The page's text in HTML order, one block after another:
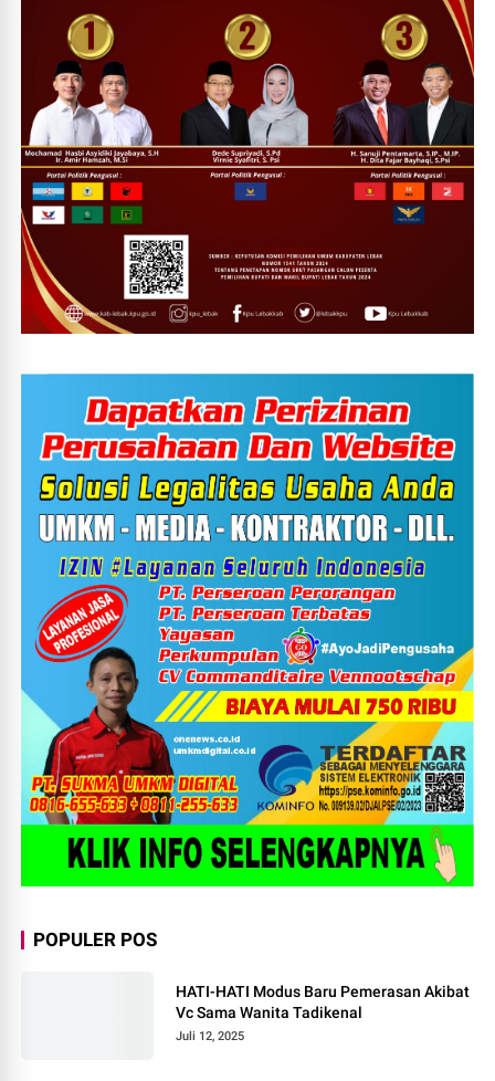
POPULER POS
HATI-HATI Modus Baru Pemerasan Akibat
Vc Sama Wanita Tadikenal
Juli 12, 2025